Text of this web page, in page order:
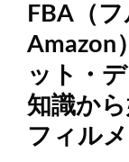
FBA（
Amazon
ット・
知識か
フィル